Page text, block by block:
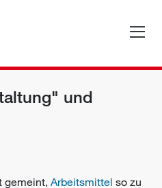
und
gemeint, Arbeitsmittel so zu